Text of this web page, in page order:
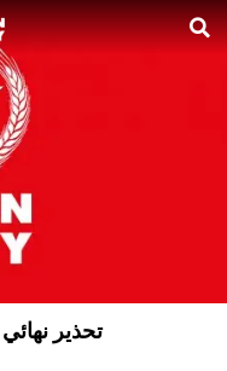
تحذير